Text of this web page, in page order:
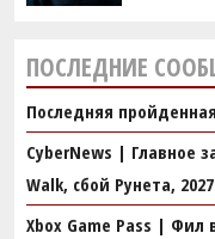
ПОСЛЕДНИЕ
Последняя
CyberNews | Главное
Walk, сбой Рунета,
Xbox Game Pass | Фил